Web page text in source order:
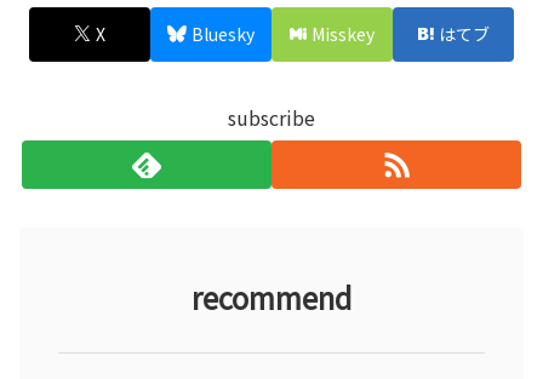
X Bluesky Misskey はてブ
subscribe
recommend